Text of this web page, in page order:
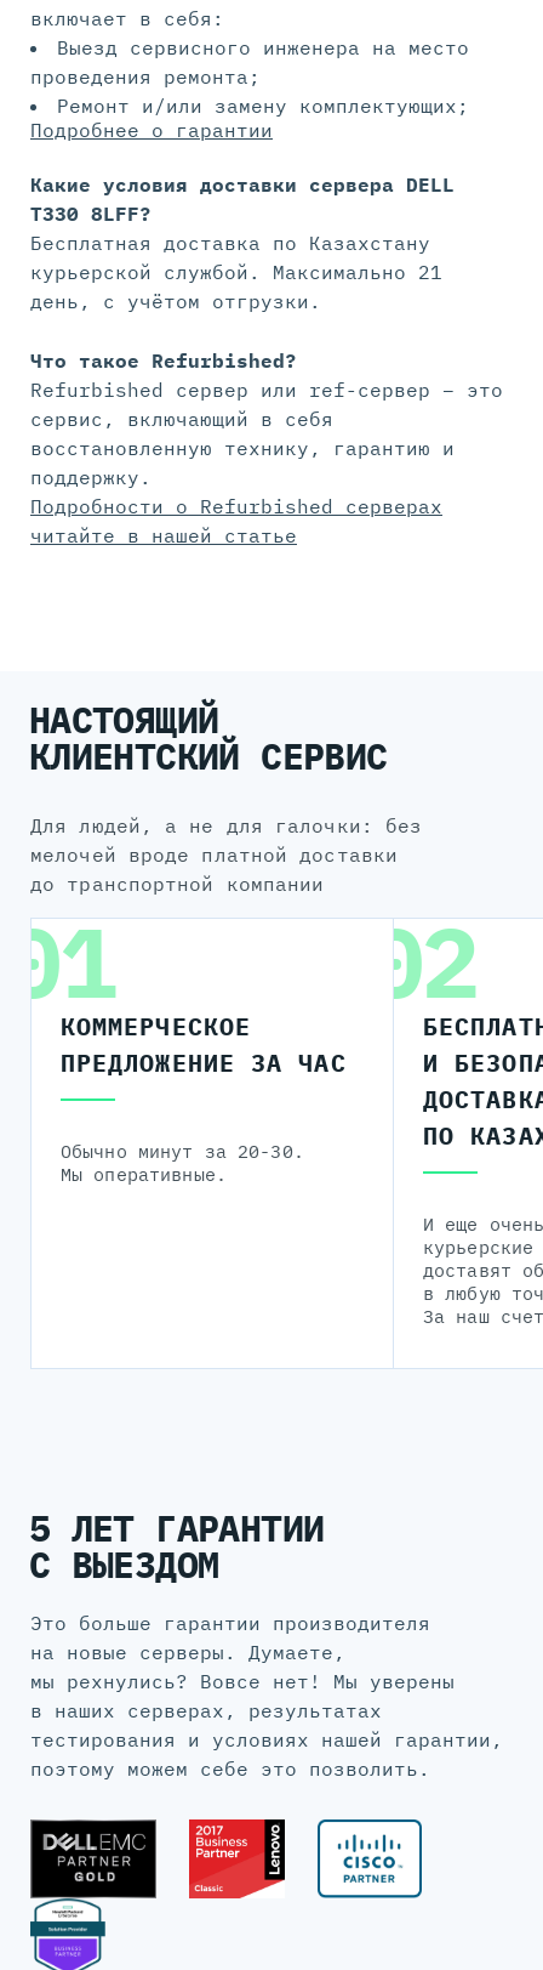
включает в себя:
Выезд сервисного инженера на место
проведения ремонта;
Ремонт и/или замену комплектующих;
Подробнее о гарантии
Какие условия доставки сервера DELL
T330 8LFF?
Бесплатная доставка по Казахстану
курьерской службой. Максимально 21
день, с учётом отгрузки.
Что такое Refurbished?
Refurbished сервер или ref-сервер – это
сервис, включающий в себя
восстановленную технику, гарантию и
поддержку.
Подробности о Refurbished серверах
читайте в нашей статье
НАСТОЯЩИЙ
КЛИЕНТСКИЙ СЕРВИС
для людей, а не для галочки: без
мелочей вроде платной доставки
до транспортной компании
01
КОММЕРЧЕСКОЕ
ПРЕДЛОЖЕНИЕ ЗА ЧАС
Обычно минут за 20-30.
Мы оперативные.
02
И
ПО
И еще
доставят
в любую
За наш
5 ЛЕТ ГАРАНТИИ
С ВЫЕЗДОМ
Это больше гарантии производителя
на новые серверы. Думаете,
мы рехнулись? Вовсе нет! Мы уверены
в наших серверах, результатах
тестирования и условиях нашей гарантии,
поэтому можем себе это позволить.